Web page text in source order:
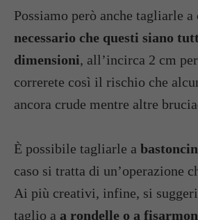
Possiamo però anche tagliarle
necessario che questi siano
dimensioni, all’incirca 2 cm
correrete così il rischio che
ancora crude mentre altre
È possibile tagliarle a
caso si tratta di un’operazione
Ai più creativi, infine, si
taglio a a rondelle o a